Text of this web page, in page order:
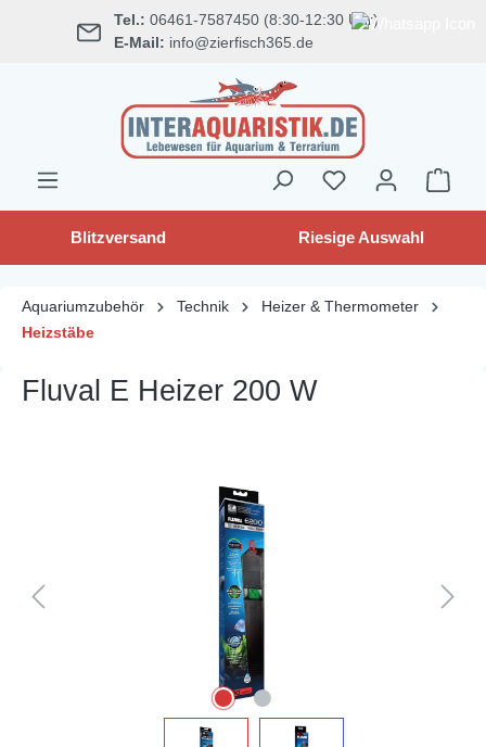
springen Tel.: 06461-7587450 (8:30-12:30 Uhr)
E-Mail: info@zierfisch365.de
Blitzversand Riesige Auswahl
Aquariumzubehör Technik
Heizer & Thermometer
Heizstäbe
Fluval E Heizer 200 W
Bildergalerie überspringen